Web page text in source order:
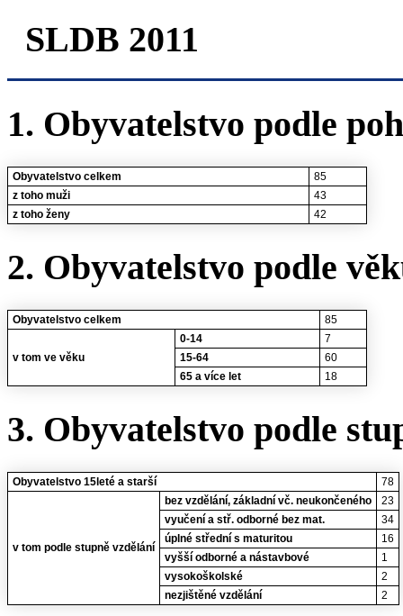
SLDB 2011
1. Obyvatelstvo podle
Obyvatelstvo celkem
85
z toho muži
43
z toho ženy
42
2. Obyvatelstvo podle
Obyvatelstvo celkem 85
v tom ve věku
0-14
7
15-64
60
65 a více let
18
3. Obyvatelstvo podle
Obyvatelstvo 15leté a starší 78
v tom podle stupně vzdělání
bez vzdělání, základní vč. neukončeného
23
vyučení a stř. odborné bez mat.
34
úplné střední s maturitou
16
vyšší odborné a nástavbové
1
vysokoškolské
2
nezjištěné vzdělání
2